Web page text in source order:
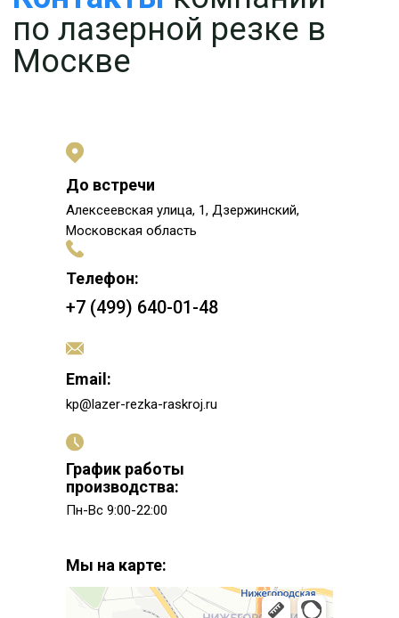
Мы на карте:
До встречи
Алексеевская улица, 1, Дзержинский,
Московская область
Телефон:
+7 (499) 640-01-48
kp@lazer-rezka-raskroj.ru
Email:
Пн-Вс 9:00-22:00
График работы
производства: